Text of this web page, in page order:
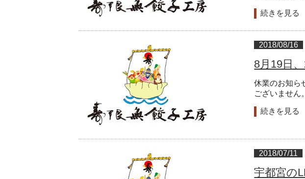
続きを見る
2018/08/16
8月19日
休業のお知ら
ございませ
続きを見る
2018/07/11
宇都宮の